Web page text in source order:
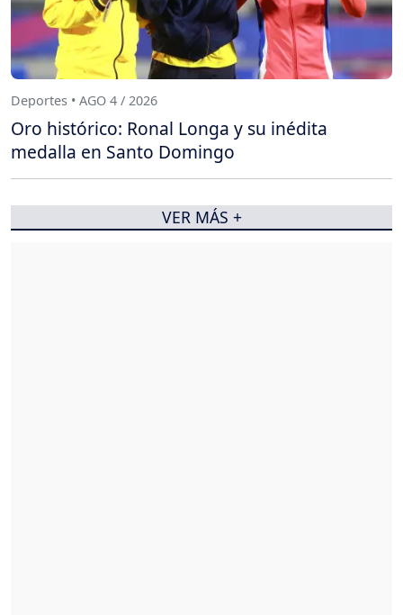
Deportes • AGO 4 / 2026
Oro histórico: Ronal Longa y su inédita
medalla en Santo Domingo
VER MÁS +